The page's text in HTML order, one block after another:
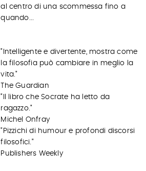
al centro di una scommessa fino a
quando...
"Intelligente e divertente, mostra come
la filosofia può cambiare in meglio la
vita."
The Guardian
"Il libro che Socrate ha letto da
ragazzo."
Michel Onfray
"Pizzichi di humour e profondi discorsi
filosofici."
Publishers Weekly